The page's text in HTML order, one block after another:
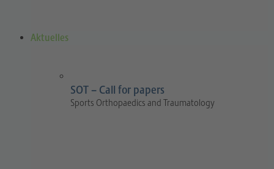
Aktuelles
SOT – Call for papers
Sports Orthopaedics and Traumatology